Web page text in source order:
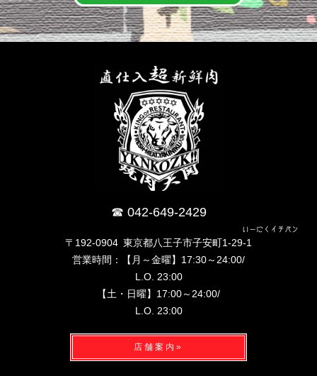
042-649-2429
いーにくイチバン
〒192-0904 東京都八王子市子安町1-29-1
営業時間：【月～金曜】17:30～24:00/
L.O. 23:00
【土・日曜】17:00～24:00/
L.O. 23:00
店舗案内»